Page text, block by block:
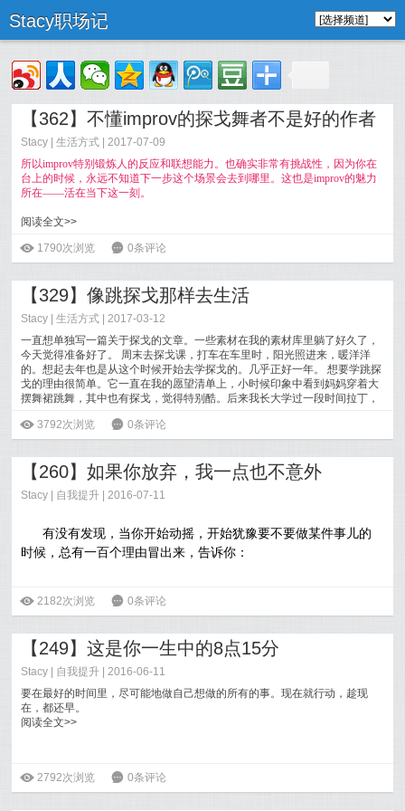
Stacy职场记
【362】不懂improv的探戈舞者不是好的作者
Stacy |生活方式 | 2017-07-09
所以improv特别锻炼人的反应和联想能力。也确实非常有挑战性，因为你在
台上的时候，永远不知道下一步这个场景会去到哪里。这也是improv的魅力
所在——活在当下这一刻。
阅读全文>>
ė 1790次浏览 6 0条评论
【329】像跳探戈那样去生活
Stacy |生活方式 | 2017-03-12
一直想单独写一篇关于探戈的文章。一些素材在我的素材库里躺了好久了，
今天觉得准备好了。 周末去探戈课，打车在车里时，阳光照进来，暖洋洋
的。想起去年也是从这个时候开始去学探戈的。几乎正好一年。 想要学跳探
戈的理由很简单。它一直在我的愿望清单上，小时候印象中看到妈妈穿着大
摆舞裙跳舞，其中也有探戈，觉得特别酷。后来我长大学过一段时间拉丁，
ė 3792次浏览 6 0条评论
【260】如果你放弃，我一点也不意外
Stacy 自我提升 | 2016-07-11
有没有发现，当你开始动摇，开始犹豫要不要做某件事儿的
时候，总有一百个理由冒出来，告诉你：
放弃一下也没关系。不学也不会影响什么。工作都这么辛苦
了，平时就别折腾了。学这个好像对以后也没什么帮助。
当我这次又开始给自己找以上的那些理由，我忽然脑子里闪
过对自己说的一句话：如果你就这样放弃了，我一点儿也不意
外。
阅读全文>>
ė 2182次浏览 6 0条评论
【249】这是你一生中的8点15分
Stacy 自我提升 | 2016-06-11
要在最好的时间里，尽可能地做自己想做的所有的事。现在就行动，趁现
在，都还早。
阅读全文>>
ė 2792次浏览 6 0条评论